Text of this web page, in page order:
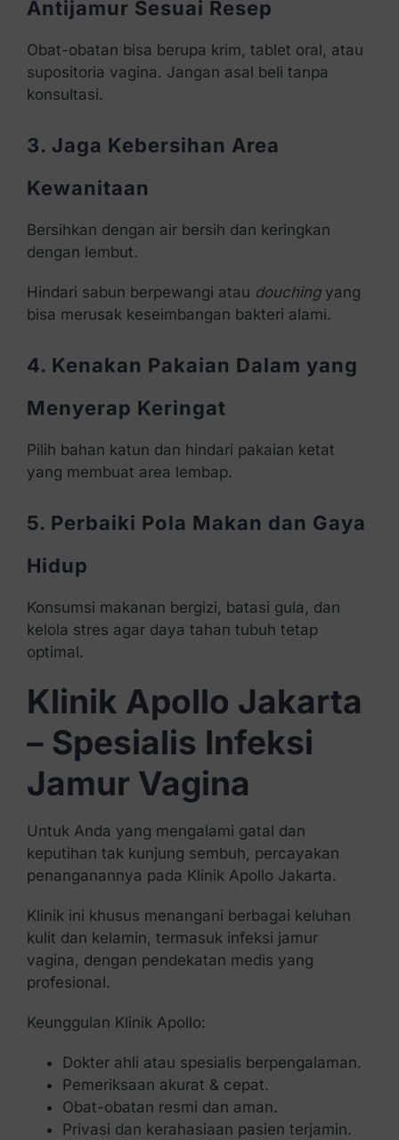
Antijamur Sesuai Resep
Obat-obatan bisa berupa krim, tablet oral, atau
supositoria vagina. Jangan asal beli tanpa
konsultasi.
3. Jaga Kebersihan Area
Kewanitaan
Bersihkan dengan air bersih dan keringkan
dengan lembut.
Hindari sabun berpewangi atau douchingyang
bisa merusak keseimbangan bakteri alami.
4. Kenakan Pakaian Dalam yang
Menyerap Keringat
Pilih bahan katun dan hindari pakaian ketat
yang membuat area lembap.
5. Perbaiki Pola Makan dan Gaya
Hidup
Konsumsi makanan bergizi, batasi gula, dan
kelola stres agar daya tahan tubuh tetap
optimal.
Klinik Apollo Jakarta
– Spesialis Infeksi
Jamur Vagina
Untuk Anda yang mengalami gatal dan
keputihan tak kunjung sembuh, percayakan
penanganannya pada Klinik Apollo Jakarta.
Klinik ini khusus menangani berbagai keluhan
kulit dan kelamin, termasuk infeksi jamur
vagina, dengan pendekatan medis yang
profesional.
Keunggulan Klinik Apollo:
Dokter ahli atau spesialis berpengalaman.
Pemeriksaan akurat & cepat.
Obat-obatan resmi dan aman.
Privasi dan kerahasiaan pasien terjamin.